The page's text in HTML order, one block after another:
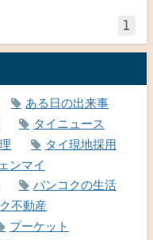
ある日の出来事
タイニュース
タイ現地採用
ンマイ
バンコクの生活
不動産
プーケット